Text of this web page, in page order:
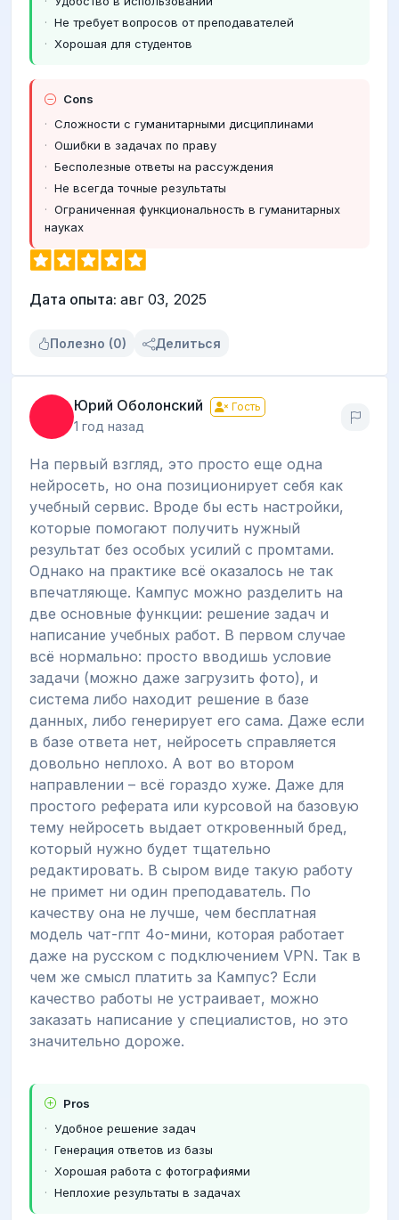
Не требует вопросов от преподавателей
Хорошая для студентов
Cons
Сложности с гуманитарными дисциплинами
Ошибки в задачах по праву
Бесполезные ответы на рассуждения
Не всегда точные результаты
Ограниченная функциональность в гуманитарных
науках
Дата опыта: авг 03, 2025
Полезно (0) Делиться
Юрий Оболонский Гость
1 год назад
На первый взгляд, это просто еще одна
нейросеть, но она позиционирует себя как
учебный сервис. Вроде бы есть настройки,
которые помогают получить нужный
результат без особых усилий с промтами.
Однако на практике всё оказалось не так
впечатляюще. Кампус можно разделить на
две основные функции: решение задач и
написание учебных работ. В первом случае
всё нормально: просто вводишь условие
задачи (можно даже загрузить фото), и
система либо находит решение в базе
данных, либо генерирует его сама. Даже если
в базе ответа нет, нейросеть справляется
довольно неплохо. А вот во втором
направлении – всё гораздо хуже. Даже для
простого реферата или курсовой на базовую
тему нейросеть выдает откровенный бред,
который нужно будет тщательно
редактировать. В сыром виде такую работу
не примет ни один преподаватель. По
качеству она не лучше, чем бесплатная
модель чат-гпт 4о-мини, которая работает
даже на русском с подключением VPN. Так в
чем же смысл платить за Кампус? Если
качество работы не устраивает, можно
заказать написание у специалистов, но это
значительно дороже.
Pros
Удобное решение задач
Генерация ответов из базы
Хорошая работа с фотографиями
Неплохие результаты в задачах